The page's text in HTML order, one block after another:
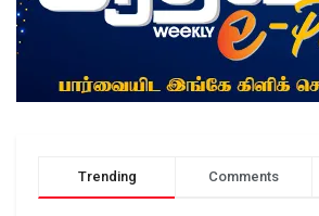
Trending Comments